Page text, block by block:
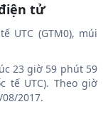
tử
UTC (GTM0), múi
23 giờ 59 phút 59
tế UTC). Theo giờ
2017.